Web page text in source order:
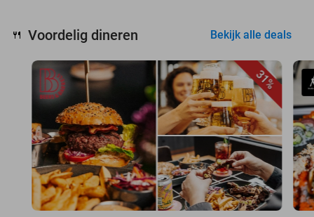
🍴 Voordelig dineren Bekijk alle deals
31%